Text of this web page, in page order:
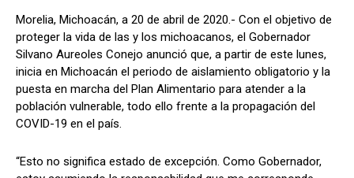
Morelia, Michoacán, a 20 de abril de 2020.- Con el objetivo de
proteger la vida de las y los michoacanos, el Gobernador
Silvano Aureoles Conejo anunció que, a partir de este lunes,
inicia en Michoacán el periodo de aislamiento obligatorio y la
puesta en marcha del Plan Alimentario para atender a la
población vulnerable, todo ello frente a la propagación del
COVID-19 en el país.
“Esto no significa estado de excepción. Como Gobernador,